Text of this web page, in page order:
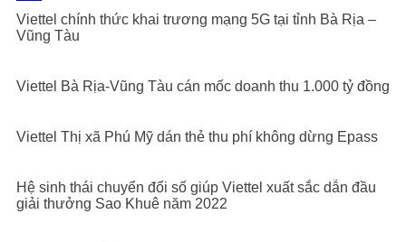
Viettel chính thức khai trương mạng 5G tại tỉnh Bà Rịa –
Vũng Tàu
Viettel Bà Rịa-Vũng Tàu cán mốc doanh thu 1.000 tỷ đồng
Viettel Thị xã Phú Mỹ dán thẻ thu phí không dừng Epass
Hệ sinh thái chuyển đổi số giúp Viettel xuất sắc dẫn đầu
giải thưởng Sao Khuê năm 2022